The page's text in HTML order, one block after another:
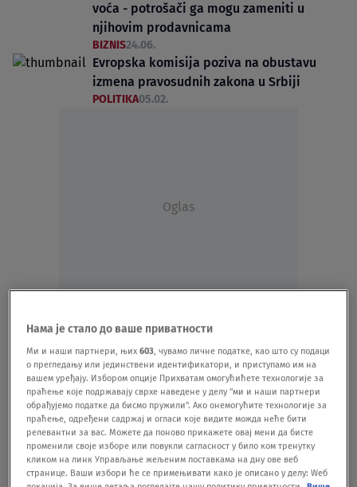
voća - potrošači ga mogu zameniti u
njihovim prodavnicama
BIZNIS24.06.
Evropska komisija poziva na obustavu
izmena pravosudnih zakona u Srbiji
POLITIKA05.02.
Oglas
sumnjivog porekla - Sandra Čelebićanin
EMISIJE08.05.25.
Još jedna država odustala od Evrovizije:
Moraće da plate kaznu
SHOWBIZ22.01.25.
"Bilo mi je muka": Rene Zelveger otkrila
zbog čega je napravila višegodišnju pauzu
u karijeri
SHOWBIZ 17.01.25.
Нама је стало до ваше приватности
Ми и наши партнери, њих603, чувамо личне податке, као што су подаци
о прегледању или јединствени идентификатори, и приступамо им на
вашем уређају. Избором опције Прихватам омогућићете технологије за
праћење које подржавају сврхе наведене у делу "ми и наши партнери
обрађујемо податке да бисмо пружили". Ако онемогућите технологије за
праћење, одређени садржај и огласи које видите можда неће бити
релевантни за вас. Можете да поново прикажете овај мени да бисте
променили своје изборе или повукли сагласност у било ком тренутку
кликом на линк Управљање жељеним поставкама на дну ове веб
странице. Ваши избори ће се примењивати како је описано у делу: Wеб